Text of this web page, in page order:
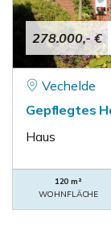
278.000,- €
Vechelde
Gepflegtes
Haus
120 m²
WOHNFLÄCHE